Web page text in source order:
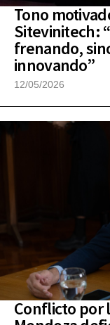
Tono
Sitevinitech:
frenando,
innovando”
12/05/2026
Conflicto por